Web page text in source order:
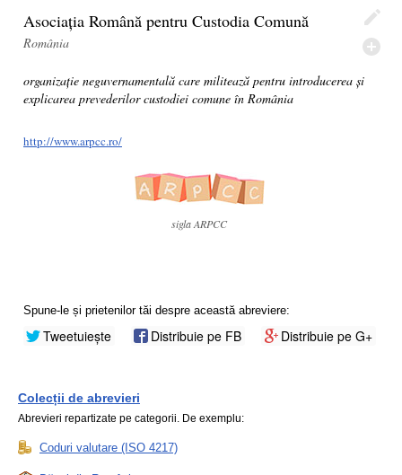
Asociația Română pentru Custodia Comună
România
organizație neguvernamentală care militează pentru introducerea și
explicarea prevederilor custodiei comune în România
http://www.arpcc.ro/
sigla ARPCC
Spune-le și prietenilor tăi despre această abreviere:
Tweetuiește Distribuie pe FB Distribuie pe G+
Colecții de abrevieri
Abrevieri repartizate pe categorii. De exemplu:
Coduri valutare (ISO 4217)